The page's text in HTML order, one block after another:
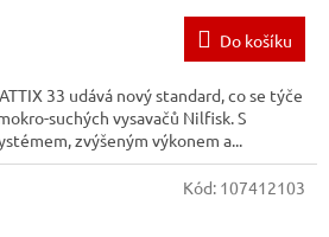
Do košíku
33 udává nový standard, co se týče
suchých vysavačů Nilfisk. S
zvýšeným výkonem a...
Kód: 107412103